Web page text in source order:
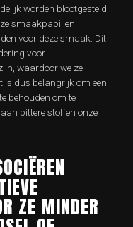
worden blootgesteld
smaakpapillen
voor deze smaak. Dit
voor
waardoor we ze
is dus belangrijk om een
behouden om te
bittere stoffen onze
ZE MINDER